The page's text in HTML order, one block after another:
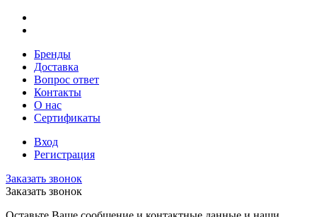
Бренды
Доставка
Вопрос ответ
Контакты
О нас
Сертификаты
Вход
Регистрация
Заказать звонок
Заказать звонок